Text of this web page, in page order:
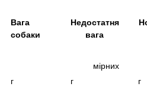
Вага
собаки
Недостатня
вага
г г
мірних
г